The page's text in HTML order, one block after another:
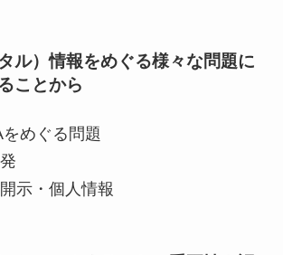
ル）情報をめぐる様々な問題に
ことから
めぐる問題
示・個人情報